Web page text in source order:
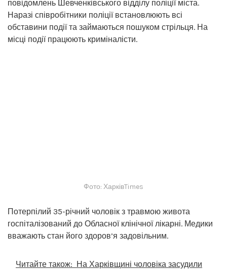
повідомлень Шевченківського відділу поліції міста.
Наразі співробітники поліції встановлюють всі
обставини події та займаються пошуком стрільця. На
місці події працюють криміналісти.
Фото: ХарківTimes
Потерпілий 35-річний чоловік з травмою живота
госпіталізований до Обласної клінічної лікарні. Медики
вважають стан його здоров’я задовільним.
Читайте також: На Харківщині чоловіка засудили